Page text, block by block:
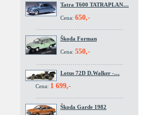
Tatra T600 TATRAPLAN…
Cena: 650,-
Škoda Forman
Cena: 550,-
Lotus 72D D.Walker -…
Cena: 1 699,-
Škoda Garde 1982